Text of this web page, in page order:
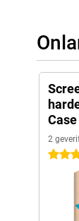
Case
2
3